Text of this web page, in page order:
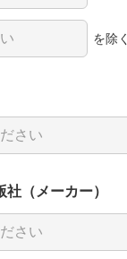
を除く
（メーカー）